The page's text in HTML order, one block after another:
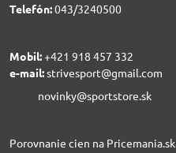
Telefón:043/3240500
Mobil:+421 918 457 332
e-mail:strivesport@gmail.com
novinky@sportstore.sk
Porovnanie cien na Pricemania.sk